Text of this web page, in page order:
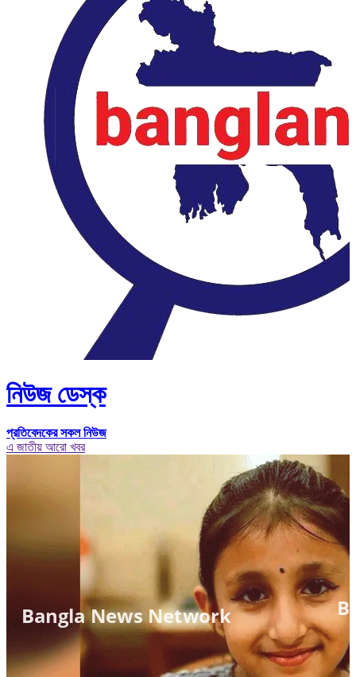
নিউজ ডেস্ক
প্রতিবেদকের সকল নিউজ
এ জাতীয় আরো খবর